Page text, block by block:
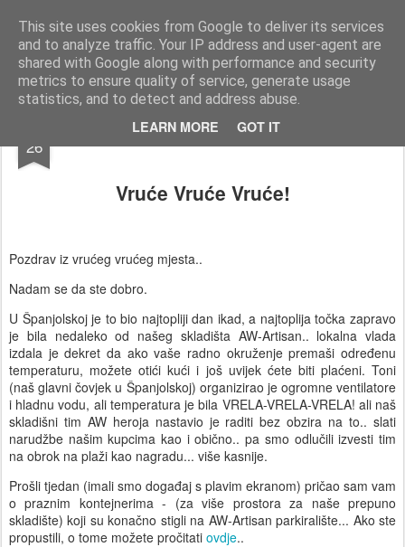
This site uses cookies from Google to deliver its services
and to analyze traffic. Your IP address and user-agent are
shared with Google along with performance and security
metrics to ensure quality of service, generate usage
statistics, and to detect and address abuse.
LEARN MORE GOT IT
AWGifts Hrvatska Dobrodošli u AWGifts Hrvatska - Vaš veletrgovac poklonima koji dostavlja diljem Hrvatske Ako tražite veletrgovca poklonima koji svaki tjedan donosi nove proizvode, najbolje ponude i poštenu trgovinu, došli ste na pravo mjesto. U AWGifts-u posvećeni smo tome da uvijek ponudimo najbolje u veleprodaji poklona, oduševimo Vaše klijente i pomognemo Vašem maloprodajnom poslovanju da raste. Jedini veletrgovac koji uvozi ručno rađene poklone izravno iz Indije, Indonezije i Kine.
Home
26
Vruće Vruće Vruće!
Pozdrav iz vrućeg vrućeg mjesta..
Nadam se da ste dobro.
U Španjolskoj je to bio najtopliji dan ikad, a najtoplija točka zapravo
je bila nedaleko od našeg skladišta AW-Artisan.. lokalna vlada
izdala je dekret da ako vaše radno okruženje premaši određenu
temperaturu, možete otići kući i još uvijek ćete biti plaćeni. Toni
(naš glavni čovjek u Španjolskoj) organizirao je ogromne ventilatore
i hladnu vodu, ali temperatura je bila VRELA-VRELA-VRELA! ali naš
skladišni tim AW heroja nastavio je raditi bez obzira na to.. slati
narudžbe našim kupcima kao i obično.. pa smo odlučili izvesti tim
na obrok na plaži kao nagradu... više kasnije.
Prošli tjedan (imali smo događaj s plavim ekranom) pričao sam vam
o praznim kontejnerima - (za više prostora za naše prepuno
skladište) koji su konačno stigli na AW-Artisan parkiralište... Ako ste
propustili, o tome možete pročitati ovdje..